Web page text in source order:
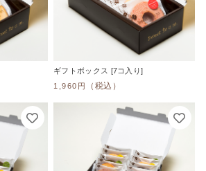
ギフトボックス [7コ入り]
1,960円
（税込）